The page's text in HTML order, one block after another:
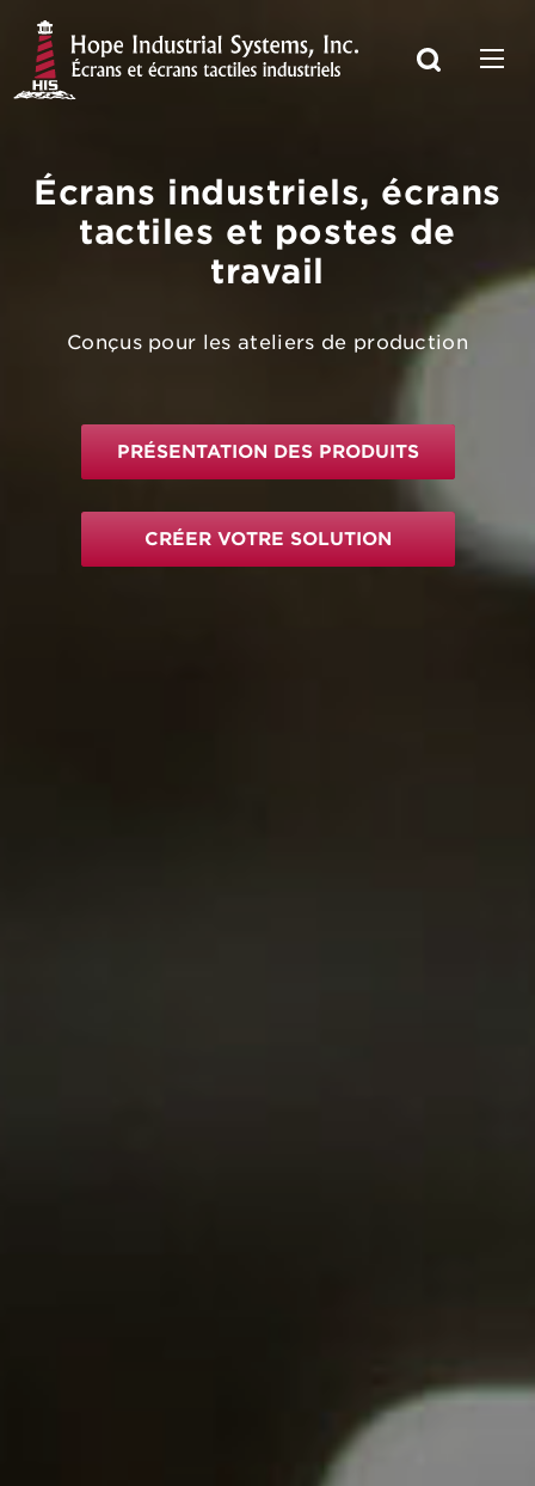
Écrans industriels, écrans
tactiles et postes de
travail
Conçus pour les ateliers de production
PRÉSENTATION DES PRODUITS
CRÉER VOTRE SOLUTION